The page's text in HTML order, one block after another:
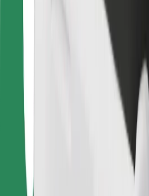
Pre reštaurácie
Bolt for Business
Podmienky používania
Získajte odvoz do pár minút!